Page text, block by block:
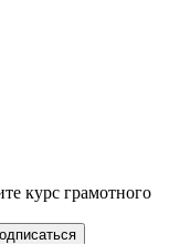
курс грамотного